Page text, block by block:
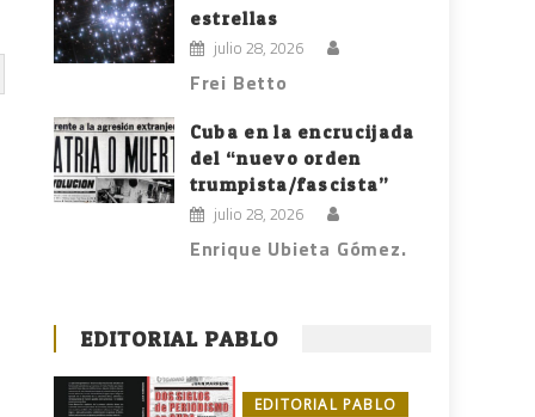
estrellas
julio 28, 2026
Frei Betto
Cuba en la encrucijada
del “nuevo orden
trumpista/fascista”
julio 28, 2026
Enrique Ubieta Gómez.
EDITORIAL PABLO
EDITORIAL PABLO